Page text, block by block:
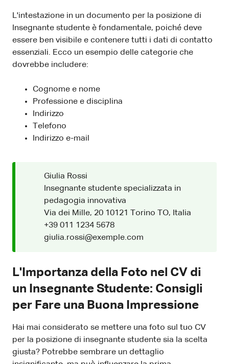
L'intestazione in un documento per la posizione di
Insegnante studente è fondamentale, poiché deve
essere ben visibile e contenere tutti i dati di contatto
essenziali. Ecco un esempio delle categorie che
dovrebbe includere:
Cognome e nome
Professione e disciplina
Indirizzo
Telefono
Indirizzo e-mail
Giulia Rossi
Insegnante studente specializzata in
pedagogia innovativa
Via dei Mille, 20 10121 Torino TO, Italia
+39 011 1234 5678
giulia.rossi@exemple.com
L'Importanza della Foto nel CV di
un Insegnante Studente: Consigli
per Fare una Buona Impressione
Hai mai considerato se mettere una foto sul tuo CV
per la posizione di insegnante studente sia la scelta
giusta? Potrebbe sembrare un dettaglio